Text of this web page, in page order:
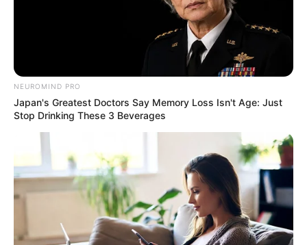
un patógeno o toxina oculta en el perímetro
urbano que ataca el organismo sin presentar
síntomas evidentes hasta que ya es demasiado
NEUROMIND PRO
Japan's Greatest Doctors Say Memory Loss Isn't Age: Just
Stop Drinking These 3 Beverages